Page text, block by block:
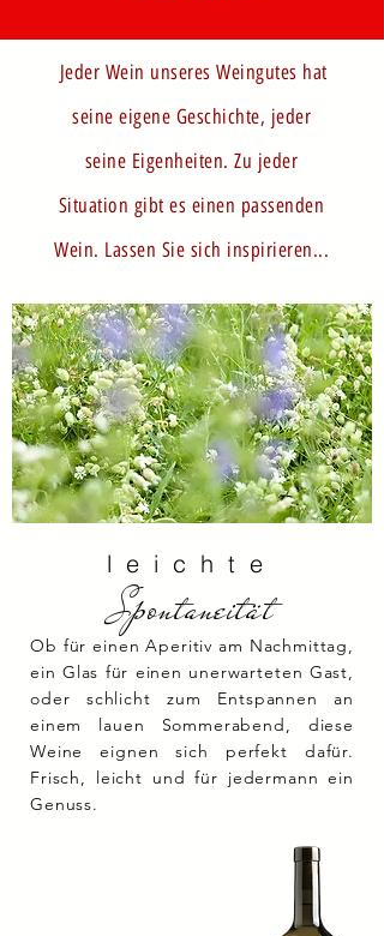
Jeder Wein unseres Weingutes hat
seine eigene Geschichte, jeder
seine Eigenheiten. Zu jeder
Situation gibt es einen passenden
Wein. Lassen Sie sich inspirieren...
leichte
Spontaneität
Ob für einen Aperitiv am Nachmittag,
ein Glas für einen unerwarteten Gast,
oder schlicht zum Entspannen an
einem lauen Sommerabend, diese
Weine eignen sich perfekt dafür.
Frisch, leicht und für jedermann ein
Genuss.